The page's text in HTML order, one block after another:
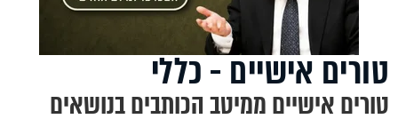
טורים אישיים - כללי
טורים אישיים ממיטב הכותבים בנושאים